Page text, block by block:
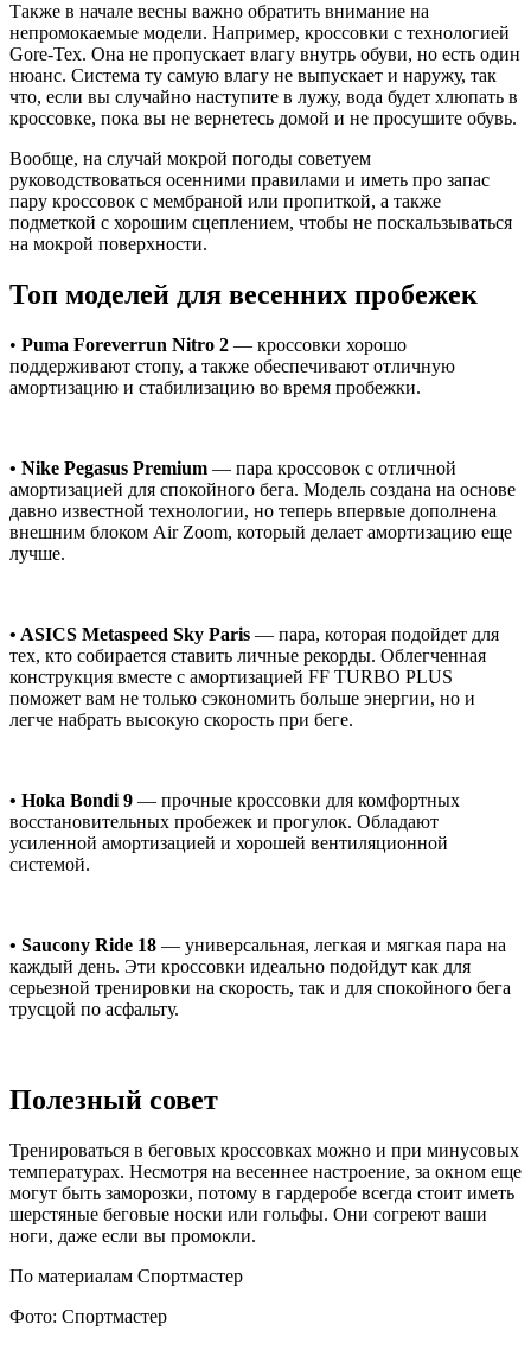
Также в начале весны важно обратить внимание на
непромокаемые модели. Например, кроссовки с технологией
Gore-Tex. Она не пропускает влагу внутрь обуви, но есть один
нюанс. Система ту самую влагу не выпускает и наружу, так
что, если вы случайно наступите в лужу, вода будет хлюпать в
кроссовке, пока вы не вернетесь домой и не просушите обувь.
Вообще, на случай мокрой погоды советуем
руководствоваться осенними правилами и иметь про запас
пару кроссовок с мембраной или пропиткой, а также
подметкой с хорошим сцеплением, чтобы не поскальзываться
на мокрой поверхности.
Топ моделей для весенних пробежек
• Puma Foreverrun Nitro 2 — кроссовки хорошо
поддерживают стопу, а также обеспечивают отличную
амортизацию и стабилизацию во время пробежки.
• Nike Pegasus Premium — пара кроссовок с отличной
амортизацией для спокойного бега. Модель создана на основе
давно известной технологии, но теперь впервые дополнена
внешним блоком Air Zoom, который делает амортизацию еще
лучше.
• ASICS Metaspeed Sky Paris — пара, которая подойдет для
тех, кто собирается ставить личные рекорды. Облегченная
конструкция вместе с амортизацией FF TURBO PLUS
поможет вам не только сэкономить больше энергии, но и
легче набрать высокую скорость при беге.
• Hoka Bondi 9 — прочные кроссовки для комфортных
восстановительных пробежек и прогулок. Обладают
усиленной амортизацией и хорошей вентиляционной
системой.
• Saucony Ride 18 — универсальная, легкая и мягкая пара на
каждый день. Эти кроссовки идеально подойдут как для
серьезной тренировки на скорость, так и для спокойного бега
трусцой по асфальту.
Полезный совет
Тренироваться в беговых кроссовках можно и при минусовых
температурах. Несмотря на весеннее настроение, за окном еще
могут быть заморозки, потому в гардеробе всегда стоит иметь
шерстяные беговые носки или гольфы. Они согреют ваши
ноги, даже если вы промокли.
По материалам Спортмастер
Фото: Спортмастер